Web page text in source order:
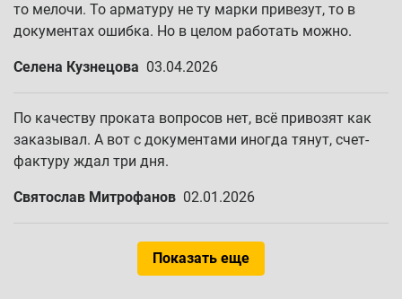
то мелочи. То арматуру не ту марки привезут, то в
документах ошибка. Но в целом работать можно.
Селена Кузнецова 03.04.2026
По качеству проката вопросов нет, всё привозят как
заказывал. А вот с документами иногда тянут, счет-
фактуру ждал три дня.
Святослав Митрофанов 02.01.2026
Показать еще